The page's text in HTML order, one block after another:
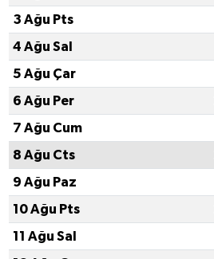
3 Ağu Pts
4 Ağu Sal
5 Ağu Çar
6 Ağu Per
7 Ağu Cum
8 Ağu Cts
9 Ağu Paz
10 Ağu Pts
11 Ağu Sal